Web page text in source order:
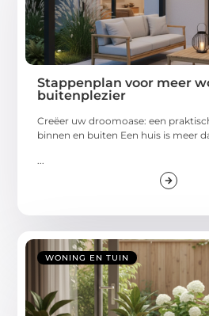
Stappenplan voor meer
buitenplezier
Creëer uw droomoase: een
binnen en buiten Een huis is meer
...
WONING EN TUIN